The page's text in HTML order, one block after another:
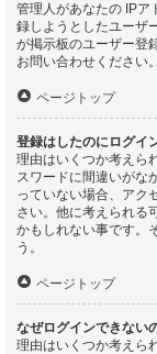
管理人があなたの IPア
録しようとしたユーザ
が掲示板のユーザー登
お問い合わせください。
ページトップ
登録はしたのにログイ
理由はいくつか考えら
スワードに間違いがな
っていない場合、アク
さい。他に考えられる
かもしれない事です。
う。
ページトップ
なぜログインできない
理由はいくつか考えら